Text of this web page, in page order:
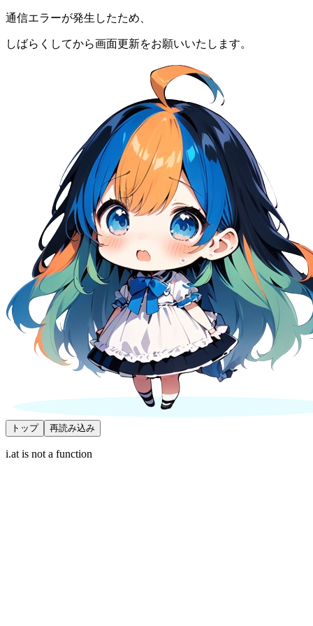
通信エラーが発生したため、
しばらくしてから画面更新をお願いいたします。
トップ 再読み込み
i.at is not a function